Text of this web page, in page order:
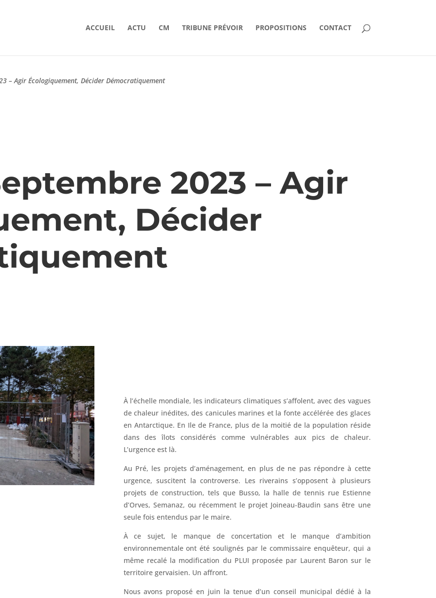
ACCUEIL ACTU CM TRIBUNE PRÉVOIR PROPOSITIONS CONTACT
– Agir Écologiquement, Décider Démocratiquement
2023 – Agir
Décider
À l’échelle mondiale, les indicateurs climatiques s’affolent, avec des vagues
de chaleur inédites, des canicules marines et la fonte accélérée des glaces
en Antarctique. En Ile de France, plus de la moitié de la population réside
dans des îlots considérés comme vulnérables aux pics de chaleur.
L’urgence est là.
Au Pré, les projets d’aménagement, en plus de ne pas répondre à cette
urgence, suscitent la controverse. Les riverains s’opposent à plusieurs
projets de construction, tels que Busso, la halle de tennis rue Estienne
d’Orves, Semanaz, ou récemment le projet Joineau-Baudin sans être une
seule fois entendus par le maire.
À ce sujet, le manque de concertation et le manque d’ambition
environnementale ont été soulignés par le commissaire enquêteur, qui a
même recalé la modification du PLUI proposée par Laurent Baron sur le
territoire gervaisien. Un affront.
Nous avons proposé en juin la tenue d’un conseil municipal dédié à la